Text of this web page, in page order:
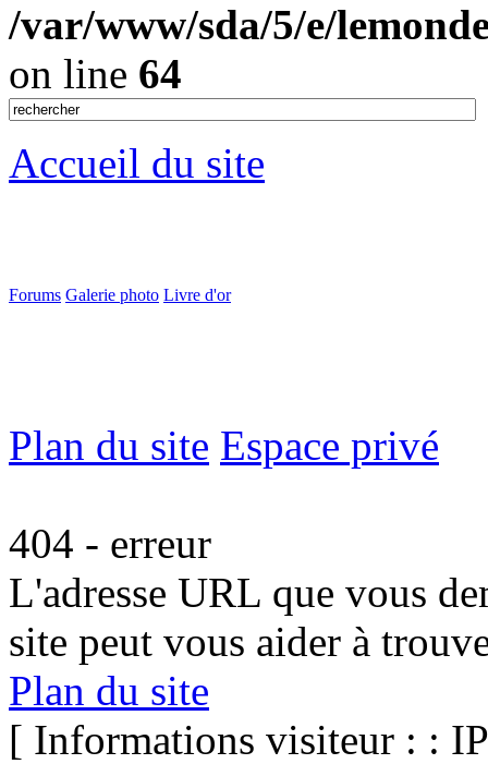
/var/www/sda/5/e/
on line 64
Accueil du site
Forums Galerie photo Livre d'or
Plan du site Espace privé
404 - erreur
L'adresse URL que vous
site peut vous aider à
Plan du site
[ Informations visiteur : :